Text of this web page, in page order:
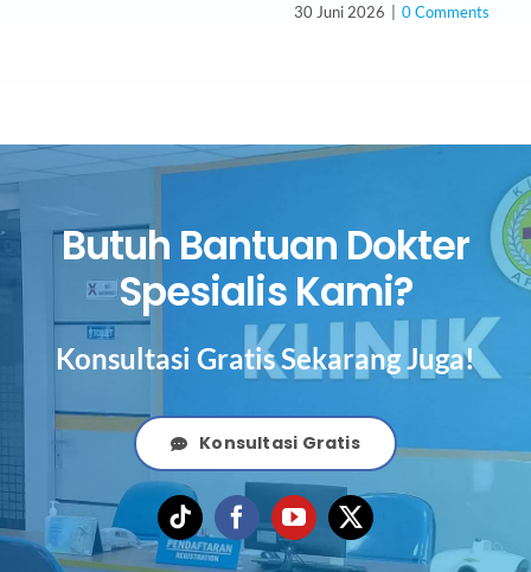
30 Juni 2026 0 Comments
Butuh Bantuan Dokter
Spesialis Kami?
Konsultasi Gratis Sekarang Juga!
Konsultasi Gratis